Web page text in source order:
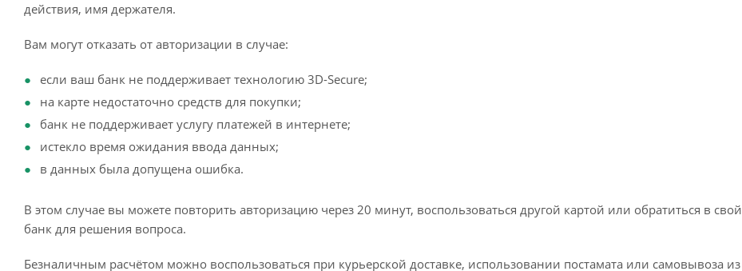
действия, имя держателя.
Вам могут отказать от авторизации в случае:
если ваш банк не поддерживает технологию 3D-Secure;
на карте недостаточно средств для покупки;
банк не поддерживает услугу платежей в интернете;
истекло время ожидания ввода данных;
в данных была допущена ошибка.
В этом случае вы можете повторить авторизацию через 20 минут, воспользоваться другой картой или обратиться в свой
банк для решения вопроса.
Безналичным расчётом можно воспользоваться при курьерской доставке, использовании постамата или самовывоза из